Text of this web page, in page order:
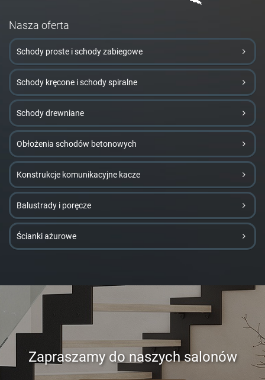
Nasza oferta
Schody proste i schody zabiegowe
Schody kręcone i schody spiralne
Schody drewniane
Obłożenia schodów betonowych
Konstrukcje komunikacyjne kacze
Balustrady i poręcze
Ścianki ażurowe
Zapraszamy do naszych salonów